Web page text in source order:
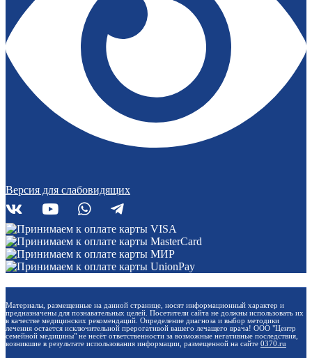
Версия для слабовидящих
Материалы, размещенные на данной странице, носят информационный характер и
предназначены для познавательных целей. Посетители сайта не должны использовать их
в качестве медицинских рекомендаций. Определение диагноза и выбор методики
лечения остается исключительной прерогативой вашего лечащего врача! ООО "Центр
семейной медицины" не несёт ответственности за возможные негативные последствия,
возникшие в результате использования информации, размещенной на сайте 0370.ru